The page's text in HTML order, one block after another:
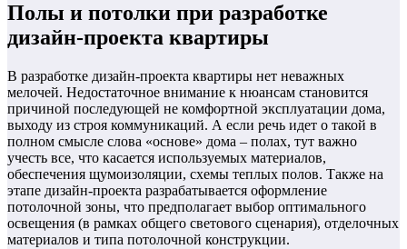
Полы и потолки при разработке
дизайн-проекта квартиры
В разработке дизайн-проекта квартиры нет неважных
мелочей. Недостаточное внимание к нюансам становится
причиной последующей не комфортной эксплуатации дома,
выходу из строя коммуникаций. А если речь идет о такой в
полном смысле слова «основе» дома – полах, тут важно
учесть все, что касается используемых материалов,
обеспечения щумоизоляции, схемы теплых полов. Также на
этапе дизайн-проекта разрабатывается оформление
потолочной зоны, что предполагает выбор оптимального
освещения (в рамках общего светового сценария), отделочных
материалов и типа потолочной конструкции.